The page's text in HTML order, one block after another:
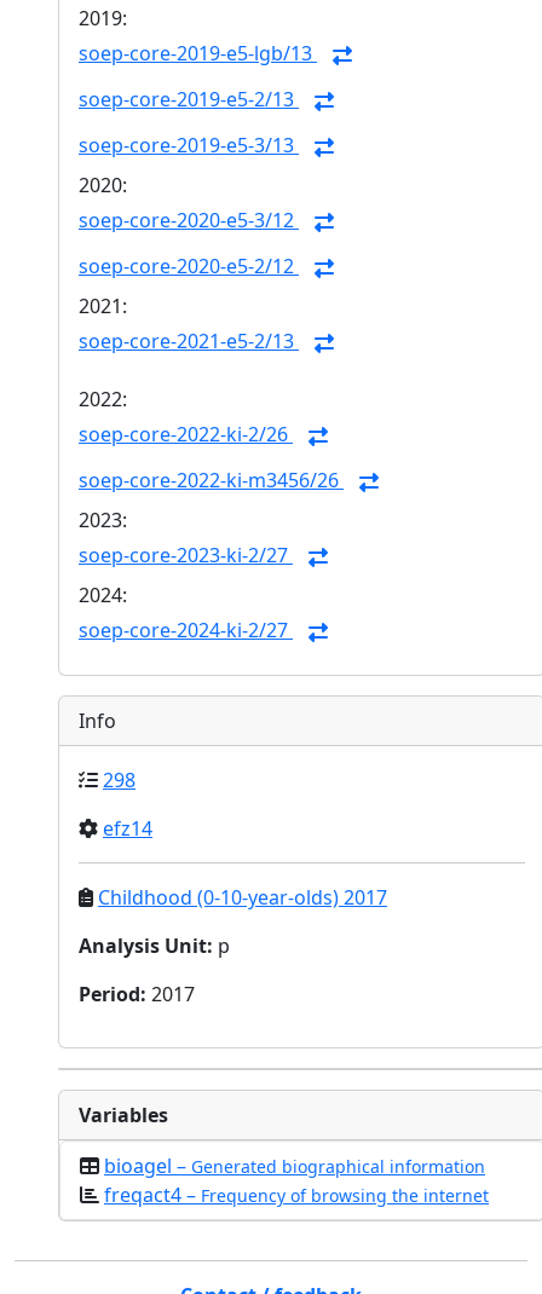
2019:
soep-core-2019-e5-lgb/13
soep-core-2019-e5-2/13
soep-core-2019-e5-3/13
2020:
soep-core-2020-e5-3/12
soep-core-2020-e5-2/12
2021:
soep-core-2021-e5-2/13
2022:
soep-core-2022-ki-2/26
soep-core-2022-ki-m3456/26
2023:
soep-core-2023-ki-2/27
2024:
soep-core-2024-ki-2/27
Info
298
efz14
Childhood (0-10-year-olds) 2017
Analysis Unit: p
Period: 2017
Variables
bioagel – Generated biographical information
freqact4 – Frequency of browsing the internet